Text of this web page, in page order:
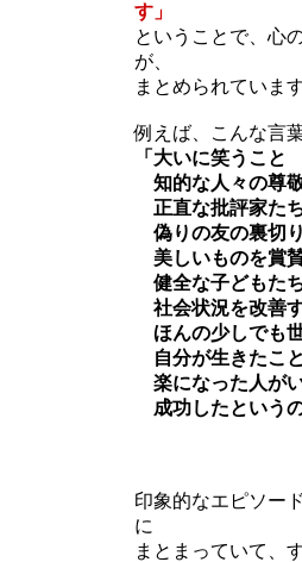
す」
ということで、心
が、
まとめられていま
例えば、こんな言
「大いに笑うこと
知的な人々の尊
正直な批評家た
偽りの友の裏切
美しいものを賞
健全な子どもた
社会状況を改善
ほんの少しでも
自分が生きたこ
楽になった人が
成功したという
印象的なエピソー
に
まとまっていて、